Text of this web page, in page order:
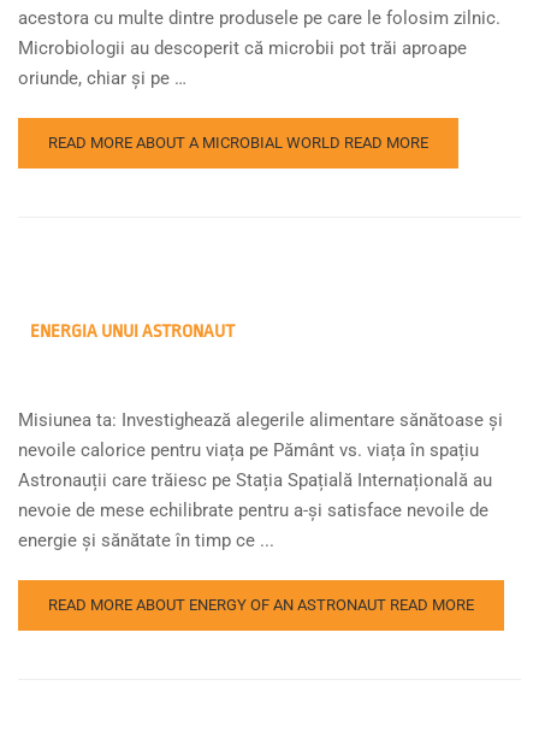
acestora cu multe dintre produsele pe care le folosim zilnic.
Microbiologii au descoperit că microbii pot trăi aproape
oriunde, chiar și pe …
READ MORE ABOUT A MICROBIAL WORLD READ MORE
ENERGIA UNUI ASTRONAUT
Misiunea ta: Investighează alegerile alimentare sănătoase și
nevoile calorice pentru viața pe Pământ vs. viața în spațiu
Astronauții care trăiesc pe Stația Spațială Internațională au
nevoie de mese echilibrate pentru a-și satisface nevoile de
energie și sănătate în timp ce ...
READ MORE ABOUT ENERGY OF AN ASTRONAUT READ MORE